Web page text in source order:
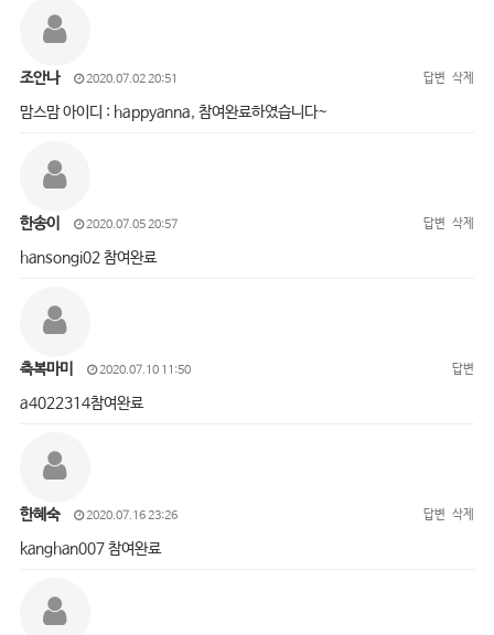
조안나 2020.07.02 20:51 답변 삭제
맘스맘 아이디 : happyanna, 참여완료하였습니다~
한송이 2020.07.05 20:57 답변 삭제
hansongi02 참여완료
축복마미 2020.07.10 11:50 답변
a4022314참여완료
한혜숙 2020.07.16 23:26 답변 삭제
kanghan007 참여완료